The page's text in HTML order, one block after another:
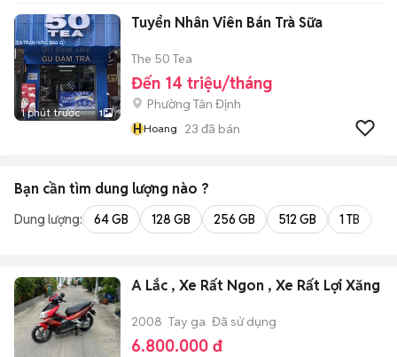
1 phút trước 1
Tuyển Nhân Viên Bán Trà Sữa
The 50 Tea
Đến 14 triệu/tháng
Phường Tân Định
HHoang 23 đã bán
Bạn cần tìm dung lượng nào ?
Dung lượng: 64 GB 128 GB 256 GB 512 GB 1 TB
A Lắc , Xe Rất Ngon , Xe Rất Lợi Xăng
2008 Tay ga Đã sử dụng
6.800.000 đ